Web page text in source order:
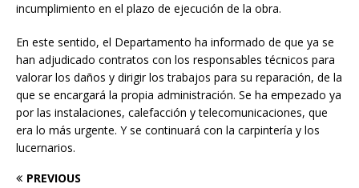
incumplimiento en el plazo de ejecución de la obra.
En este sentido, el Departamento ha informado de que ya se
han adjudicado contratos con los responsables técnicos para
valorar los daños y dirigir los trabajos para su reparación, de la
que se encargará la propia administración. Se ha empezado ya
por las instalaciones, calefacción y telecomunicaciones, que
era lo más urgente. Y se continuará con la carpintería y los
lucernarios.
PREVIOUS